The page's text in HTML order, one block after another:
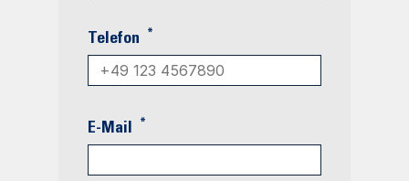
Telefon *
E-Mail *